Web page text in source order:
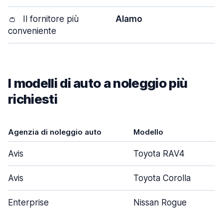
👛
Il fornitore più
conveniente
Alamo
I modelli di auto a noleggio più
richiesti
Agenzia di noleggio auto Modello
Avis Toyota RAV4
Avis Toyota Corolla
Enterprise Nissan Rogue